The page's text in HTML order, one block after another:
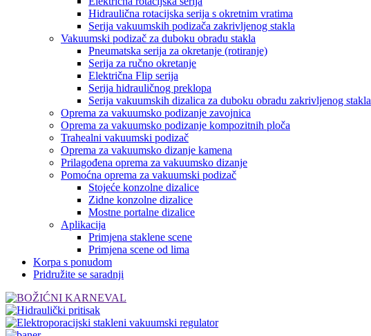
Hidraulična rotacijska serija s okretnim vratima
Serija vakuumskih podizača zakrivljenog stakla
Vakuumski podizač za duboku obradu stakla
Pneumatska serija za okretanje (rotiranje)
Serija za ručno okretanje
Električna Flip serija
Serija hidrauličnog preklopa
Serija vakuumskih dizalica za duboku obradu zakrivljenog stakla
Oprema za vakuumsko podizanje zavojnica
Oprema za vakuumsko podizanje kompozitnih ploča
Trahealni vakuumski podizač
Oprema za vakuumsko dizanje kamena
Prilagođena oprema za vakuumsko dizanje
Pomoćna oprema za vakuumski podizač
Stojeće konzolne dizalice
Zidne konzolne dizalice
Mostne portalne dizalice
Aplikacija
Primjena staklene scene
Primjena scene od lima
Korpa s ponudom
Pridružite se saradnji